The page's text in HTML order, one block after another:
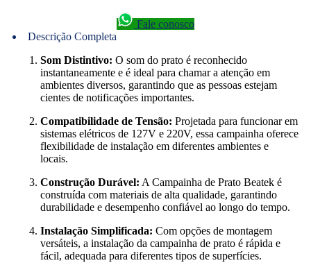
Fale conosco
Descrição Completa
Som Distintivo: O som do prato é reconhecido
instantaneamente e é ideal para chamar a atenção em
ambientes diversos, garantindo que as pessoas estejam
cientes de notificações importantes.
Compatibilidade de Tensão: Projetada para funcionar em
sistemas elétricos de 127V e 220V, essa campainha oferece
flexibilidade de instalação em diferentes ambientes e
locais.
Construção Durável: A Campainha de Prato Beatek é
construída com materiais de alta qualidade, garantindo
durabilidade e desempenho confiável ao longo do tempo.
Instalação Simplificada: Com opções de montagem
versáteis, a instalação da campainha de prato é rápida e
fácil, adequada para diferentes tipos de superfícies.